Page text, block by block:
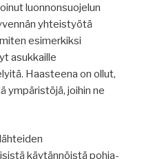
luonnonsuojelun
yhteistyötä
esimerkiksi
asukkaille
Haasteena on ollut,
joihin ne
käytännöistä pohja-